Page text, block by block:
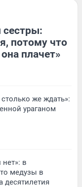
сестры:
потому что
плачет»
же ждать»:
ураганом
в
медузы в
десятилетия